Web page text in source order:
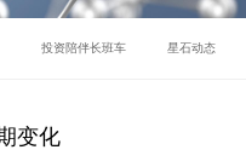
投资陪伴长班车 星石动态
变化